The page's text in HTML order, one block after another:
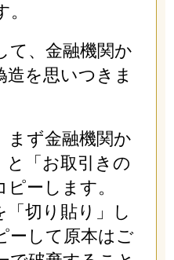
て、金融機関か
造を思いつきま
まず金融機関か
と「お取引きの
ーします。
「切り貼り」し
ーして原本はご